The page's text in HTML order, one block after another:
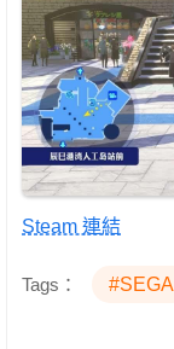
Steam 連結
Tags： #SEGA